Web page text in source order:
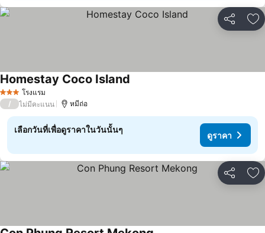
แชร์ เ
3 ดาว โรงแรม
Homestay Coco Island
/ ไม่มีคะแนน หมีถ่อ
เลือกวันที่เพื่อดูราคาในวันนั้นๆ
ดูราคา
แชร์ เ